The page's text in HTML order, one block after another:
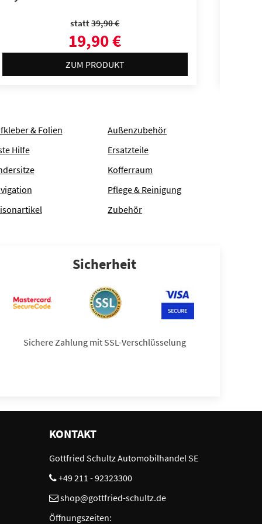
statt39,90 €
19,90 €
ZUM PRODUKT
& Folien
Außenzubehör
Hilfe
Ersatzteile
Kofferraum
Pflege & Reinigung
Zubehör
Sicherheit
Sichere Zahlung mit SSL-Verschlüsselung
KONTAKT
Gottfried Schultz Automobilhandel SE
+49 211 - 92323300
shop@gottfried-schultz.de
Öffnungszeiten: